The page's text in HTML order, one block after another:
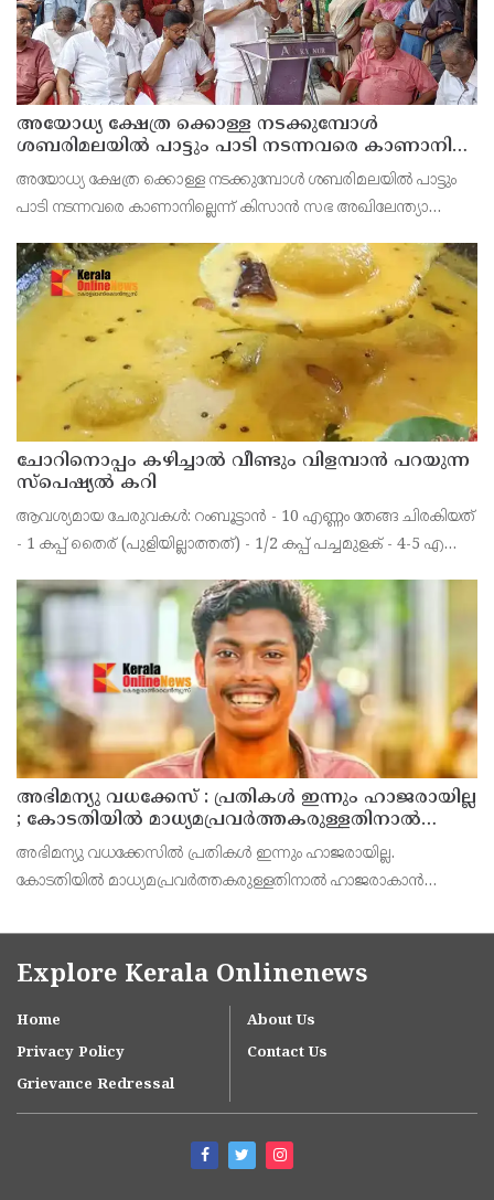
അയോധ്യ ക്ഷേത്ര ക്കൊള്ള നടക്കുമ്പോൾ
ശബരിമലയിൽ പാട്ടും പാടി നടന്നവരെ കാണാനില്ല ;
അയോധ്യ ക്ഷേത്ര ക്കൊള്ള നടക്കുമ്പോൾ ശബരിമലയിൽ പാട്ടും
പാടി നടന്നവരെ കാണാനില്ലെന്ന് കിസാൻ സഭ അഖിലേന്ത്യാ
മോർച്ചയുടേയും കേന്ദ്ര ട്രേഡ്‌ യൂണിയനുകളുടേയും ആഹ്വാനപ
ചോറിനൊപ്പം കഴിച്ചാൽ വീണ്ടും വിളമ്പാൻ പറയുന്ന
സ്പെഷ്യൽ കറി
ആവശ്യമായ ചേരുവകൾ: റംബൂട്ടാൻ - 10 എണ്ണം തേങ്ങ ചിരകിയത്
- 1 കപ്പ് തൈര് (പുളിയില്ലാത്തത്) - 1/2 കപ്പ് പച്ചമുളക് - 4-5 എണ്ണം
ആവശ്യത്തിന് പഞ്ചസാര - 1
അഭിമന്യു വധക്കേസ് : പ്രതികൾ ഇന്നും ഹാജരായില്ല
; കോടതിയിൽ മാധ്യമപ്രവർത്തകരുള്ളതിനാൽ
ഹാജരാകാൻ ബുദ്ധിമുട്ടെന്ന് പ്രതികൾ
അഭിമന്യു വധക്കേസിൽ പ്രതികൾ ഇന്നും ഹാജരായില്ല.
കോടതിയിൽ മാധ്യമപ്രവർത്തകരുള്ളതിനാൽ ഹാജരാകാൻ
വഴി വിചാരണയിൽ പങ്കെടുക്കാൻ അനുവദിക്കണമെന്നും പ്രതിഭാ
Explore Kerala Onlinenews
Home
About Us
Privacy Policy
Contact Us
Grievance Redressal